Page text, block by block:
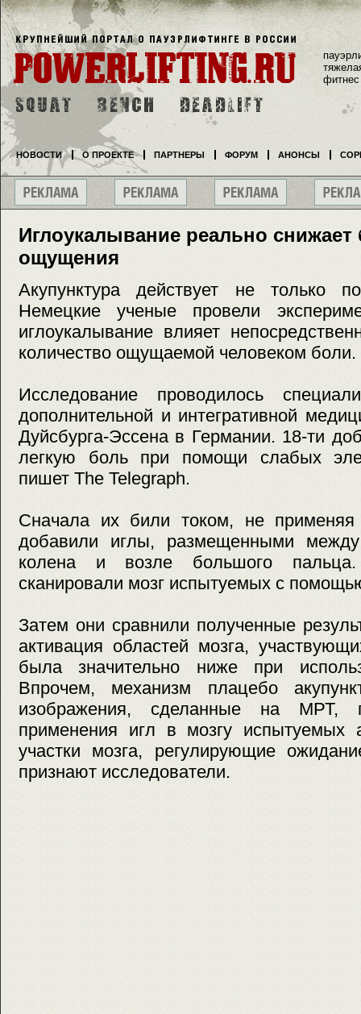
Иглоукалывание реально
ощущения
Акупунктура действует не только
Немецкие ученые провели
иглоукалывание влияет
количество ощущаемой человеком боли.
Исследование проводилось
дополнительной и интегративной
Дуйсбурга-Эссена в Германии. 18-ти
легкую боль при помощи слабых
пишет The Telegraph.
Сначала их били током, не применяя
добавили иглы, размещенными
колена и возле большого
сканировали мозг испытуемых с
Затем они сравнили полученные
активация областей мозга,
была значительно ниже при
Впрочем, механизм плацебо
изображения, сделанные на МРТ,
применения игл в мозгу испытуемых
участки мозга, регулирующие
признают исследователи.
фитнес
НОВОСТИ О ПРОЕКТЕ ПАРТНЕРЫ ФОРУМ АНОНСЫ